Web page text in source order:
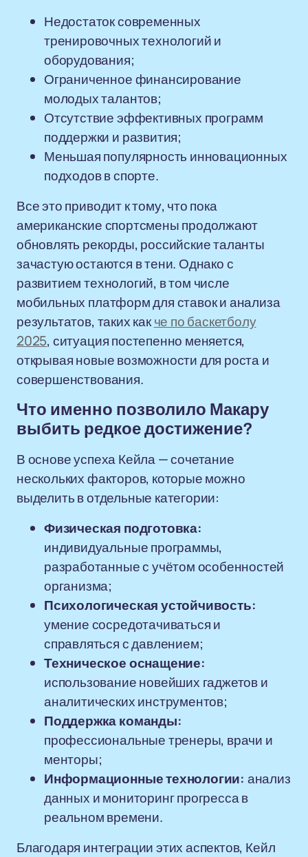
Недостаток современных
тренировочных технологий и
оборудования;
Ограниченное финансирование
молодых талантов;
Отсутствие эффективных программ
поддержки и развития;
Меньшая популярность инновационных
подходов в спорте.
Все это приводит к тому, что пока
американские спортсмены продолжают
обновлять рекорды, российские таланты
зачастую остаются в тени. Однако с
развитием технологий, в том числе
мобильных платформ для ставок и анализа
результатов, таких какче по баскетболу
2025, ситуация постепенно меняется,
открывая новые возможности для роста и
совершенствования.
Что именно позволило Макару
выбить редкое достижение?
В основе успеха Кейла — сочетание
нескольких факторов, которые можно
выделить в отдельные категории:
Физическая подготовка:
индивидуальные программы,
разработанные с учётом особенностей
организма;
Психологическая устойчивость:
умение сосредотачиваться и
справляться с давлением;
Техническое оснащение:
использование новейших гаджетов и
аналитических инструментов;
Поддержка команды:
профессиональные тренеры, врачи и
менторы;
Информационные технологии: анализ
данных и мониторинг прогресса в
реальном времени.
Благодаря интеграции этих аспектов, Кейл